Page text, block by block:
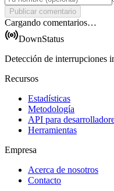
Publicar comentario
Cargando comentarios…
DownStatus
Detección de interrupciones
Recursos
Estadísticas
Metodología
API para
Herramientas
Empresa
Acerca de nosotros
Contacto